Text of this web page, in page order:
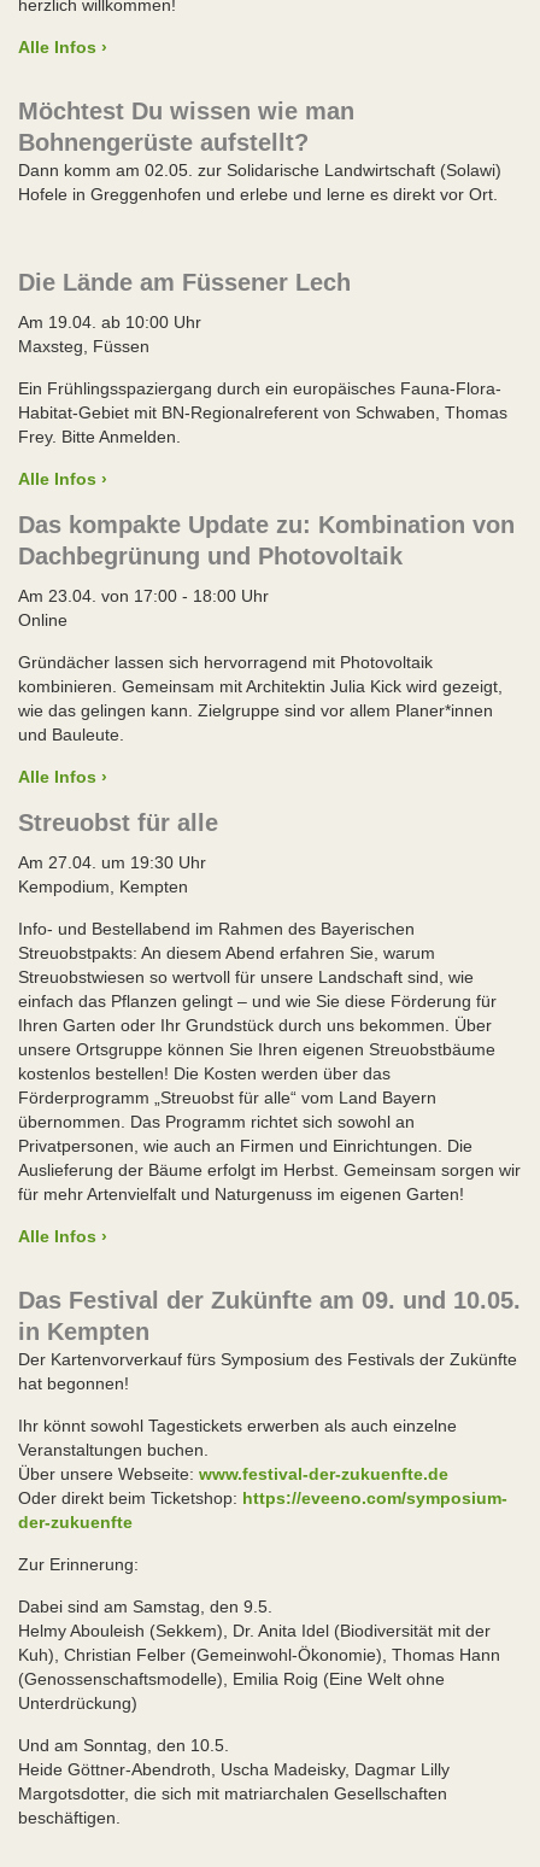
herzlich willkommen!
Alle Infos ›
Möchtest Du wissen wie man
Bohnengerüste aufstellt?
Dann komm am 02.05. zur Solidarische Landwirtschaft (Solawi)
Hofele in Greggenhofen und erlebe und lerne es direkt vor Ort.
Die Lände am Füssener Lech
Am 19.04. ab 10:00 Uhr
Maxsteg, Füssen
Ein Frühlingsspaziergang durch ein europäisches Fauna-Flora-
Habitat-Gebiet mit BN-Regionalreferent von Schwaben, Thomas
Frey. Bitte Anmelden.
Alle Infos ›
Das kompakte Update zu: Kombination von
Dachbegrünung und Photovoltaik
Am 23.04. von 17:00 - 18:00 Uhr
Online
Gründächer lassen sich hervorragend mit Photovoltaik
kombinieren. Gemeinsam mit Architektin Julia Kick wird gezeigt,
wie das gelingen kann. Zielgruppe sind vor allem Planer*innen
und Bauleute.
Alle Infos ›
Streuobst für alle
Am 27.04. um 19:30 Uhr
Kempodium, Kempten
Info- und Bestellabend im Rahmen des Bayerischen
Streuobstpakts: An diesem Abend erfahren Sie, warum
Streuobstwiesen so wertvoll für unsere Landschaft sind, wie
einfach das Pflanzen gelingt – und wie Sie diese Förderung für
Ihren Garten oder Ihr Grundstück durch uns bekommen. Über
unsere Ortsgruppe können Sie Ihren eigenen Streuobstbäume
kostenlos bestellen! Die Kosten werden über das
Förderprogramm „Streuobst für alle“ vom Land Bayern
übernommen. Das Programm richtet sich sowohl an
Privatpersonen, wie auch an Firmen und Einrichtungen. Die
Auslieferung der Bäume erfolgt im Herbst. Gemeinsam sorgen wir
für mehr Artenvielfalt und Naturgenuss im eigenen Garten!
Alle Infos ›
Das Festival der Zukünfte am 09. und 10.05.
in Kempten
Der Kartenvorverkauf fürs Symposium des Festivals der Zukünfte
hat begonnen!
Ihr könnt sowohl Tagestickets erwerben als auch einzelne
Veranstaltungen buchen.
Über unsere Webseite: www.festival-der-zukuenfte.de
Oder direkt beim Ticketshop: https://eveeno.com/symposium-
der-zukuenfte
Zur Erinnerung:
Dabei sind am Samstag, den 9.5.
Helmy Abouleish (Sekkem), Dr. Anita Idel (Biodiversität mit der
Kuh), Christian Felber (Gemeinwohl-Ökonomie), Thomas Hann
(Genossenschaftsmodelle), Emilia Roig (Eine Welt ohne
Unterdrückung)
Und am Sonntag, den 10.5.
Heide Göttner-Abendroth, Uscha Madeisky, Dagmar Lilly
Margotsdotter, die sich mit matriarchalen Gesellschaften
beschäftigen.